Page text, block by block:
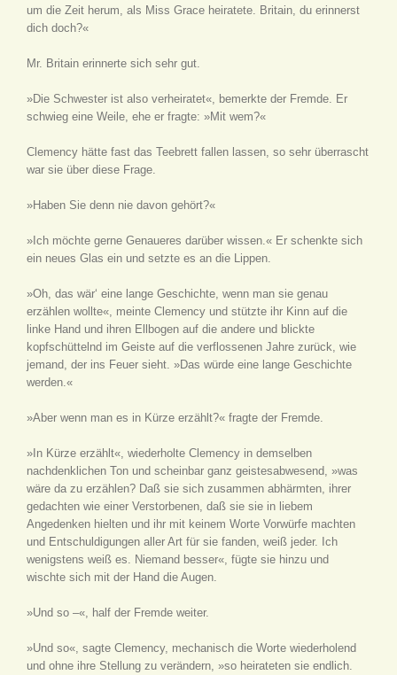
um die Zeit herum, als Miss Grace heiratete. Britain, du erinnerst
dich doch?«
Mr. Britain erinnerte sich sehr gut.
»Die Schwester ist also verheiratet«, bemerkte der Fremde. Er
schwieg eine Weile, ehe er fragte: »Mit wem?«
Clemency hätte fast das Teebrett fallen lassen, so sehr überrascht
war sie über diese Frage.
»Haben Sie denn nie davon gehört?«
»Ich möchte gerne Genaueres darüber wissen.« Er schenkte sich
ein neues Glas ein und setzte es an die Lippen.
»Oh, das wär‘ eine lange Geschichte, wenn man sie genau
erzählen wollte«, meinte Clemency und stützte ihr Kinn auf die
linke Hand und ihren Ellbogen auf die andere und blickte
kopfschüttelnd im Geiste auf die verflossenen Jahre zurück, wie
jemand, der ins Feuer sieht. »Das würde eine lange Geschichte
werden.«
»Aber wenn man es in Kürze erzählt?« fragte der Fremde.
»In Kürze erzählt«, wiederholte Clemency in demselben
nachdenklichen Ton und scheinbar ganz geistesabwesend, »was
wäre da zu erzählen? Daß sie sich zusammen abhärmten, ihrer
gedachten wie einer Verstorbenen, daß sie sie in liebem
Angedenken hielten und ihr mit keinem Worte Vorwürfe machten
und Entschuldigungen aller Art für sie fanden, weiß jeder. Ich
wenigstens weiß es. Niemand besser«, fügte sie hinzu und
wischte sich mit der Hand die Augen.
»Und so –«, half der Fremde weiter.
»Und so«, sagte Clemency, mechanisch die Worte wiederholend
und ohne ihre Stellung zu verändern, »so heirateten sie endlich.